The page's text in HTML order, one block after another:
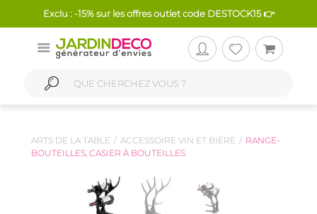
Exclu : -15% sur les offres outlet code DESTOCK15 👉
ARTS DE LA TABLE ACCESSOIRE VIN ET BIÈRE
RANGE-
BOUTEILLES, CASIER À BOUTEILLES